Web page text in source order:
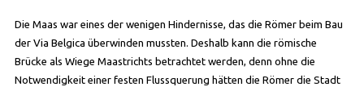
Die Maas war eines der wenigen Hindernisse, das die Römer beim Bau
der Via Belgica überwinden mussten. Deshalb kann die römische
Brücke als Wiege Maastrichts betrachtet werden, denn ohne die
Notwendigkeit einer festen Flussquerung hätten die Römer die Stadt